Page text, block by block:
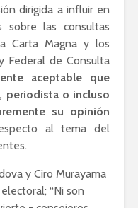
dirigida a influir en
sobre las consultas
Carta Magna y los
Federal de Consulta
aceptable que
periodista o incluso
su opinión
al tema del